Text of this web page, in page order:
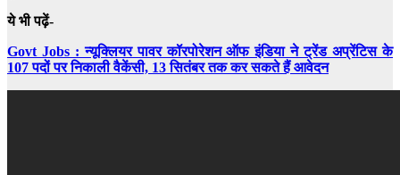
ये भी पढ़ें-
Govt Jobs : न्यूक्लियर पावर कॉरपोरेशन ऑफ इंडिया ने ट्रेंड अप्रेंटिस के
107 पदों पर निकाली वैकेंसी, 13 सितंबर तक कर सकते हैं आवेदन